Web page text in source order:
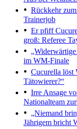
Rückkehr
Trainerjob
Er pfiff
groß: Referee
im WM-Finale
Cucurella löst
Tätowierer?“
Irre Ansage
Nationalteam
„Niemand
Jährigem bricht